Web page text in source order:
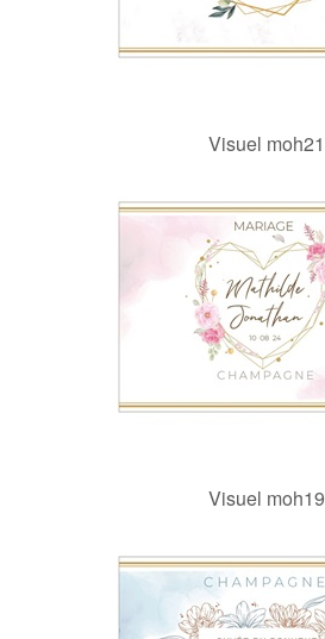
Visuel moh21
Visuel moh19